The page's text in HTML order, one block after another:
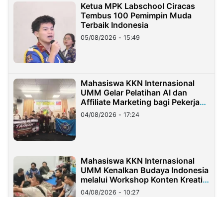
Ketua MPK Labschool Ciracas
Tembus 100 Pemimpin Muda
Terbaik Indonesia
05/08/2026 - 15:49
Mahasiswa KKN Internasional
UMM Gelar Pelatihan AI dan
Affiliate Marketing bagi Pekerja
Migran Indonesia di Taiwan
04/08/2026 - 17:24
Mahasiswa KKN Internasional
UMM Kenalkan Budaya Indonesia
melalui Workshop Konten Kreatif
di Taiwan
04/08/2026 - 10:27